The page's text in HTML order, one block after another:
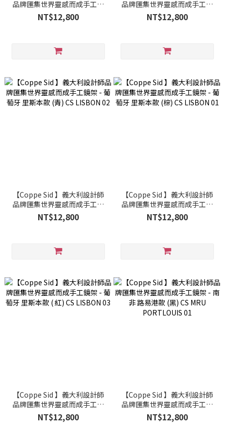
品牌匯集世界靈感而成手工鏡
架 - 法國 巴黎夏爾·戴高樂機
場款 (紫紅) CS CDG PARIS 03
NT$12,800
品牌匯集世界靈感而成手工鏡
架 - 美國 哥倫布款 (咖啡) CS
COLUMBUS 04
NT$12,800
【Coppe Sid 】義大利設計師
品牌匯集世界靈感而成手工鏡
架 - 葡萄牙 里斯本款 (青) CS
LISBON 02
NT$12,800
【Coppe Sid 】義大利設計師
品牌匯集世界靈感而成手工鏡
架 - 葡萄牙 里斯本款 (棕) CS
LISBON 01
NT$12,800
【Coppe Sid 】義大利設計師
品牌匯集世界靈感而成手工鏡
架 - 葡萄牙 里斯本款 ( 紅) CS
LISBON 03
NT$12,800
【Coppe Sid 】義大利設計師
品牌匯集世界靈感而成手工鏡
架 - 南非 路易港款 (黑) CS MRU
PORTLOUIS 01
NT$12,800